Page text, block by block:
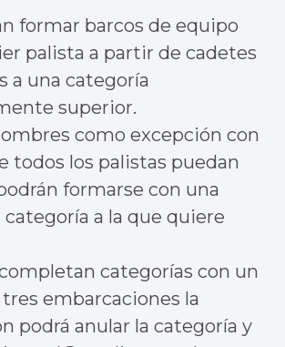
formar barcos de equipo
palista a partir de cadetes
a una categoría
superior.
como excepción con
todos los palistas puedan
formarse con una
a la que quiere
categorías con un
embarcaciones la
podrá anular la categoría y